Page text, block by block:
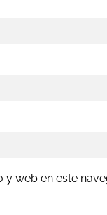
web en este